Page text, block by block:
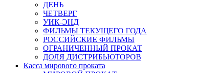
ДЕНЬ
ЧЕТВЕРГ
УИК-ЭНД
ФИЛЬМЫ ТЕКУЩЕГО ГОДА
РОССИЙСКИЕ ФИЛЬМЫ
ОГРАНИЧЕННЫЙ ПРОКАТ
ДОЛЯ ДИСТРИБЬЮТОРОВ
Касса мирового проката